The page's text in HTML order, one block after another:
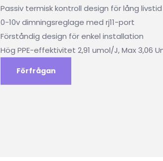
Passiv termisk kontroll design för lång livstid
0-10v dimningsreglage med rj11-port
Förståndig design för enkel installation
Hög PPE-effektivitet 2,91 umol/J, Max 3,06
Förfrågan